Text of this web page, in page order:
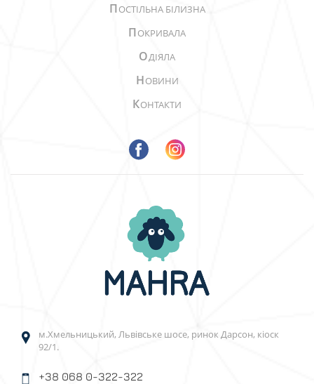
ПОСТІЛЬНА БІЛИЗНА
ПОКРИВАЛА
ОДІЯЛА
НОВИНИ
КОНТАКТИ
м.Хмельницький, Львівське шосе, ринок Дарсон, кіоск
92/1.
+38 068 0-322-322